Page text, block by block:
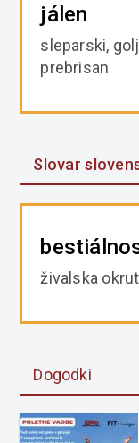
jálen
sleparski,
prebrisan
Slovar
živalska
Dogodki